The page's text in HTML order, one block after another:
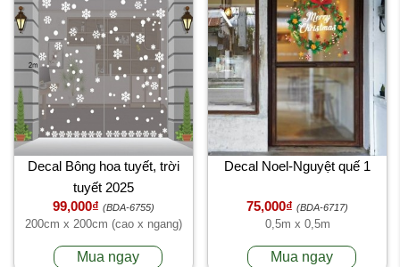
Decal Bông hoa tuyết, trời
tuyết 2025
99,000₫ (BDA-6755)
200cm x 200cm (cao x ngang)
Mua ngay
Decal Noel-Nguyệt quế 1
75,000₫ (BDA-6717)
0,5m x 0,5m
Mua ngay